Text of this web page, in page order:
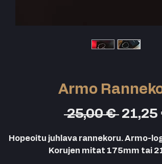
Armo
25,00 € 21,25
Hopeoitu juhlava rannekoru. Armo-
Korujen mitat 175mm tai